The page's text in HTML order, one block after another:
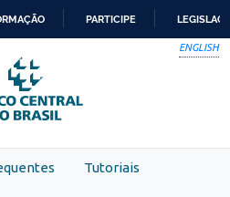
PARA
O
CONTEÚDO
PARTICIPE
ENGLISH
Tutoriais